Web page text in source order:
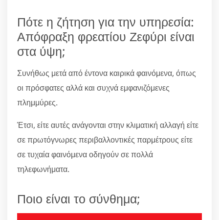
Πότε η ζήτηση για την υπηρεσία:
Απόφραξη φρεατίου Ζεφύρι είναι
στα ύψη;
Συνήθως μετά από έντονα καιρικά φαινόμενα, όπως
οι πρόσφατες αλλά και συχνά εμφανιζόμενες
πλημμύρες.
Έτσι, είτε αυτές ανάγονται στην κλιματική αλλαγή είτε
σε πρωτόγνωρες περιβαλλοντικές παρμέτρους είτε
σε τυχαία φαινόμενα οδηγούν σε πολλά
τηλεφωνήματα.
Ποιο είναι το σύνθημα;